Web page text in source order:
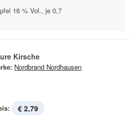
16 % Vol., je 0,7
Kirsche
Nordbrand Nordhausen
€ 2,79